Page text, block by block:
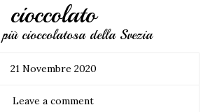
cioccolato
cioccolatosa della Svezia
21 Novembre 2020
Leave a comment